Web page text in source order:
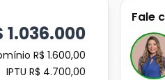
1.036.000
R$ 1.600,00
IPTU R$ 4.700,00
Fale